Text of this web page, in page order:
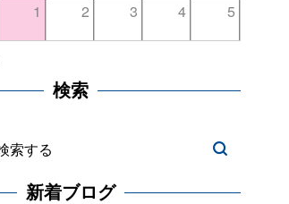
1 2 3 4 5
検索
新着ブログ